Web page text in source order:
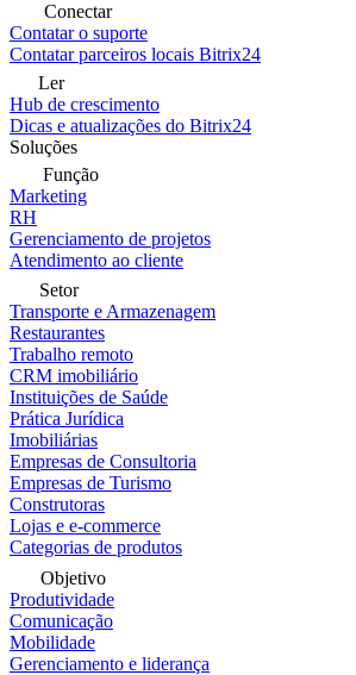
Conectar
Contatar o suporte
Contatar parceiros locais Bitrix24
Ler
Hub de crescimento
Dicas e atualizações do Bitrix24
Soluções
Função
Marketing
RH
Gerenciamento de projetos
Atendimento ao cliente
Setor
Transporte e Armazenagem
Restaurantes
Trabalho remoto
CRM imobiliário
Instituições de Saúde
Prática Jurídica
Imobiliárias
Empresas de Consultoria
Empresas de Turismo
Construtoras
Lojas e e-commerce
Categorias de produtos
Objetivo
Produtividade
Comunicação
Mobilidade
Gerenciamento e liderança